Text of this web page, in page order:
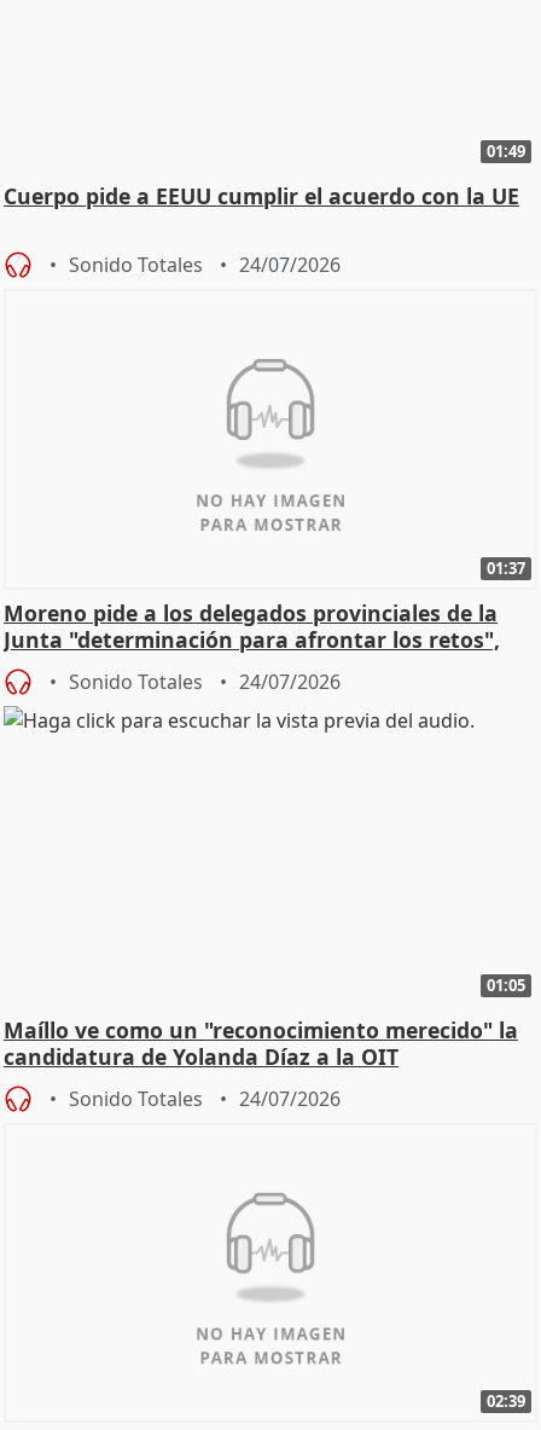
01:49
Cuerpo pide a EEUU cumplir el acuerdo con la UE
Sonido Totales 24/07/2026
01:37
Moreno pide a los delegados provinciales de la
Junta "determinación para afrontar los retos",
diálog
Sonido Totales 24/07/2026
01:05
Maíllo ve como un "reconocimiento merecido" la
candidatura de Yolanda Díaz a la OIT
Sonido Totales 24/07/2026
02:39